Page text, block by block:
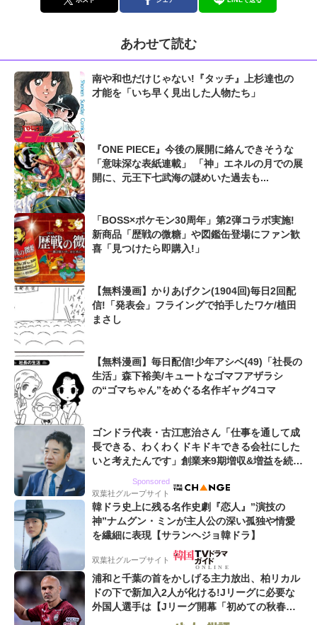
あわせて読む
南や和也だけじゃない!『タッチ』上杉達也の
才能を「いち早く見出した人物たち」
『ONE PIECE』今後の展開に絡んできそうな
「意味深な表紙連載」 「神」エネルの月での展
開に、元王下七武海の謎めいた過去も...
「BOSS×ポケモン30周年」第2弾コラボ実施!
新商品「歴戦の微糖」や図鑑缶登場にファン歓
喜「見つけたら即購入!」
【無料漫画】かりあげクン(1904回)毎日2回配
信!「発表会」フライングで拍手したワケ/植田
まさし
【無料漫画】毎日配信!少年アシベ(49)「社長の
生活」森下裕美/キュートなゴマフアザラシ
の“ゴマちゃん”をめぐる名作ギャグ4コマ
ゴンドラ代表・古江恵治さん「仕事を通して成
長できる、わくわくドキドキできる会社にした
いと考えたんです」創業来9期増収&増益を続け
Sponsored
双葉社グループサイト
韓ドラ史上に残る名作史劇『恋人』”演技の
神”ナムグン・ミンが主人公の深い孤独や情愛
を繊細に表現【サランヘジョ韓ドラ】
双葉社グループサイト
浦和と千葉の首をかしげる主力放出、柏リカル
ドの下で新加入2人が化ける!Jリーグに必要な
外国人選手は【Jリーグ開幕「初めての秋春